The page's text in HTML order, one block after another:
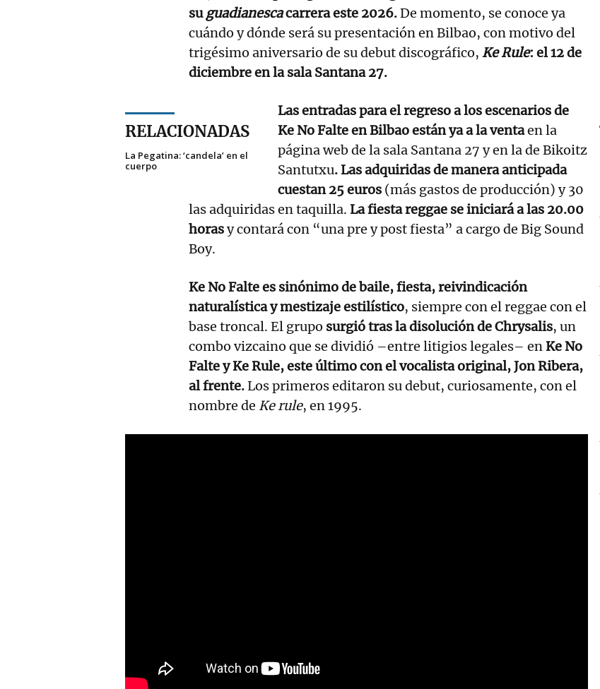
suguadianescacarrera este 2026.De momento, se conoce ya
cuándo y dónde será su presentación en Bilbao, con motivo del
trigésimo aniversario de su debut discográfico, Ke Rule: el 12 de
diciembre en la sala Santana 27.
RELACIONADAS
La Pegatina: ‘candela’ en el
cuerpo
Las entradas para el regreso a los escenarios de
Ke No Falte en Bilbao están ya a la ventaen la
página web de la sala Santana 27 y en la de Bikoitz
Santutxu. Las adquiridas de manera anticipada
cuestan 25 euros (más gastos de producción) y 30
las adquiridas en taquilla. La fiesta reggae se iniciará a las 20.00
horasy contará con “una pre y post fiesta” a cargo de Big Sound
Boy.
Ke No Falte es sinónimo de baile, fiesta, reivindicación
naturalística y mestizaje estilístico, siempre con el reggae con el
base troncal. El grupo surgió tras la disolución de Chrysalis, un
combo vizcaino que se dividió –entre litigios legales– enKe No
Falte y Ke Rule, este último con el vocalista original, Jon Ribera,
al frente.Los primeros editaron su debut, curiosamente, con el
nombre de Ke rule, en 1995.